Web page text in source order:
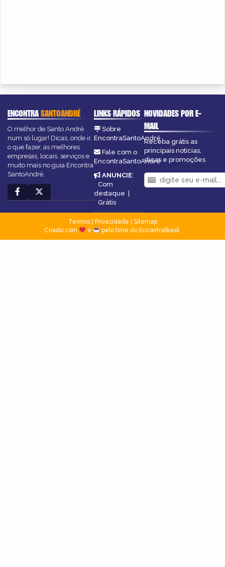
ENCONTRASANTOANDRÉ
O melhor de Santo André
num só lugar! Dicas, onde ir,
o que fazer, as melhores
empresas, locais, serviços e
muito mais no guia Encontra
SantoAndré.
LINKS RÁPIDOS
Sobre
EncontraSantoAndré
Fale com o
EncontraSantoAndré
ANUNCIE:
Com
destaque |
Grátis
NOVIDADES POR E-
MAIL
Receba grátis as
principais notícias,
dicas e promoções
Termos| Privacidade
Sitemap
Criado com
e pelo time do EncontraBrasil